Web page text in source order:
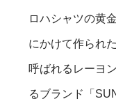
ロハシャツの黄
にかけて作られ
呼ばれるレーヨ
るブランド「